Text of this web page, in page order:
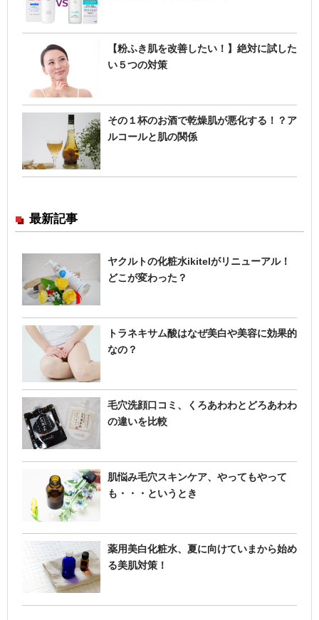
【粉ふき肌を改善したい！】絶対に試した
い５つの対策
その１杯のお酒で乾燥肌が悪化する！？ア
ルコールと肌の関係
最新記事
ヤクルトの化粧水ikitelがリニューアル！
どこが変わった？
トラネキサム酸はなぜ美白や美容に効果的
なの？
毛穴洗顔口コミ、くろあわわとどろあわわ
の違いを比較
肌悩み毛穴スキンケア、やってもやって
も・・・というとき
薬用美白化粧水、夏に向けていまから始め
る美肌対策！